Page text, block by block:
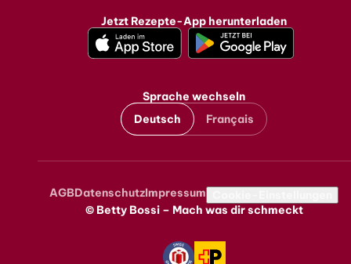
Jetzt Rezepte-App herunterladen
Sprache wechseln
Deutsch
Français
Metanavigation
AGBDatenschutzImpressum
© Betty Bossi – Mach was dir schmeckt